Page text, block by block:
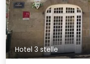
Hotel 3 stelle